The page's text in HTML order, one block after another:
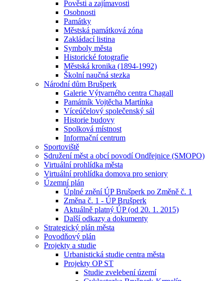
Pověsti a zajímavosti
Osobnosti
Památky
Městská památková zóna
Zakládací listina
Symboly města
Historické fotografie
Městská kronika (1894-1992)
Školní naučná stezka
Národní dům Brušperk
Galerie Výtvarného centra Chagall
Památník Vojtěcha Martínka
Víceúčelový společenský sál
Historie budovy
Spolková místnost
Informační centrum
Sportoviště
Sdružení měst a obcí povodí Ondřejnice (SMOPO)
Virtuální prohlídka města
Virtuální prohlídka domova pro seniory
Územní plán
Úplné znění ÚP Brušperk po Změně č. 1
Změna č. 1 - ÚP Brušperk
Aktuálně platný ÚP (od 20. 1. 2015)
Další odkazy a dokumenty
Strategický plán města
Povodňový plán
Projekty a studie
Urbanistická studie centra města
Projekty OP ST
Studie zvelebení území